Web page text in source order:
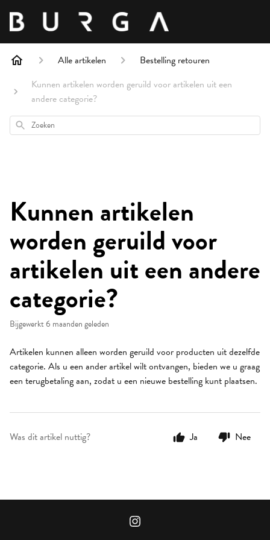
Alle artikelen
Bestelling retouren
Kunnen artikelen worden geruild voor artikelen uit een
andere categorie?
Zoeken
Kunnen artikelen
worden geruild voor
artikelen uit een andere
categorie?
Bijgewerkt6 maanden geleden
Artikelen kunnen alleen worden geruild voor producten uit dezelfde
categorie. Als u een ander artikel wilt ontvangen, bieden we u graag
een terugbetaling aan, zodat u een nieuwe bestelling kunt plaatsen.
Was dit artikel nuttig? Ja Nee